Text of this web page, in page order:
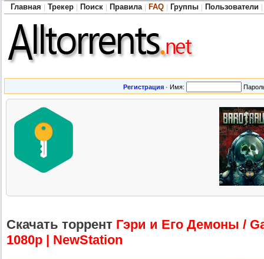
Главная Трекер Поиск Правила FAQ Группы Пользователи
Регистрация · Имя:
Скачать торрент Гэри и Его Демоны /
1080p | NewStation